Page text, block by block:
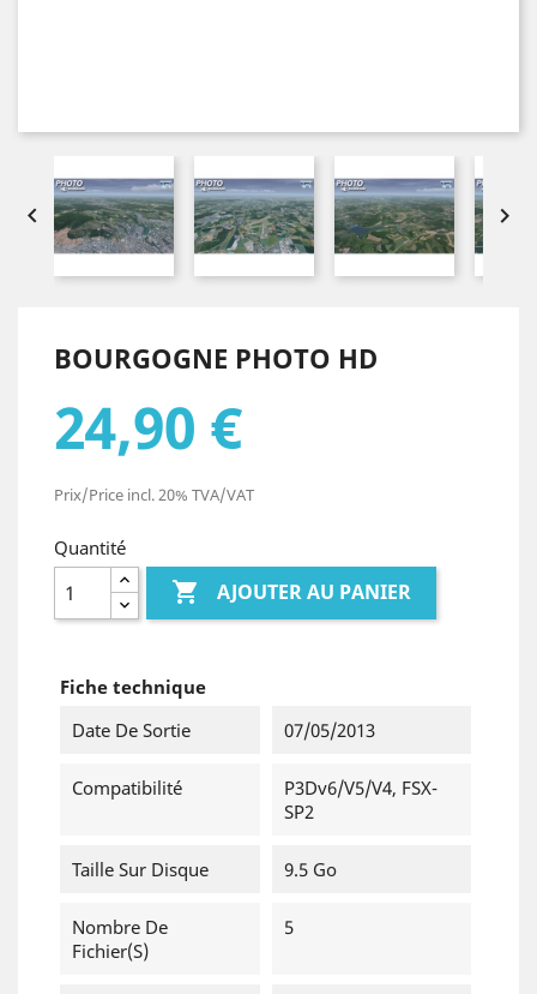
 
BOURGOGNE PHOTO HD
24,90 €
Prix/Price incl. 20% TVA/VAT
Quantité
 AJOUTER AU PANIER
Fiche technique
Date De Sortie
07/05/2013
Compatibilité
P3Dv6/v5/v4, FSX-
SP2
Taille Sur Disque 9.5 Go
Nombre De
Fichier(s)
5